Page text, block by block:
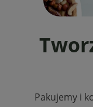
Pakujemy i